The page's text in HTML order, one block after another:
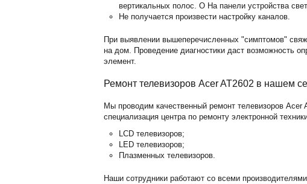
вертикальных полос. O На панели устройства
Не получается произвести настройку каналов.
При выявлении вышеперечисленных "симптомов"
на дом. Проведение диагностики даст возможность
элемент.
Ремонт телевизоров Acer AT2602 в нашем
Мы проводим качественный ремонт телевизоров Acer
специализация центра по ремонту электронной
LCD телевизоров;
LED телевизоров;
Плазменных телевизоров.
Наши сотрудники работают со всеми